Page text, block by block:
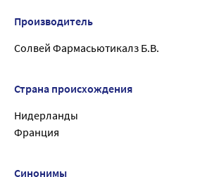
Производитель
Солвей Фармасьютикалз Б.В.
Страна происхождения
Нидерланды
Франция
Синонимы